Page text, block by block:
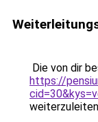
Die von dir
https://